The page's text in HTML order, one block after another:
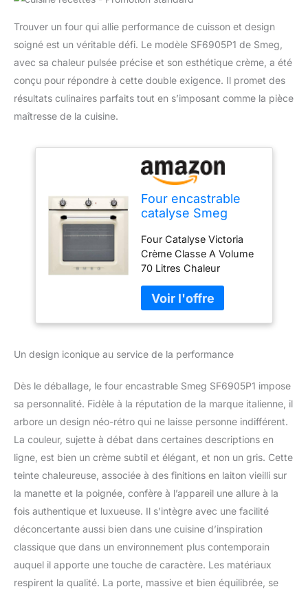
Trouver un four qui allie performance de cuisson et design
soigné est un véritable défi. Le modèle SF6905P1 de Smeg,
avec sa chaleur pulsée précise et son esthétique crème, a été
conçu pour répondre à cette double exigence. Il promet des
résultats culinaires parfaits tout en s’imposant comme la pièce
maîtresse de la cuisine.
Four encastrable
catalyse Smeg
multifonction
Chaleur tournante
ou pulsée / 70 litres
/ Classe A / Crème /
Porte tempérée (3
vitres)
Four Catalyse Victoria
Crème Classe A Volume
70 Litres Chaleur
tempérée triple vitre
Nettoyage assisté Vapor
Clean Double éclairage
plein verre démontable
d'encastrement (HxLxP
en cm) : 58.3 x 55.4 x
55 Dimensions du
produit (HxLxP en cm) :
59 x 59.7 x 55
Un design iconique au service de la performance
Dès le déballage, le four encastrable Smeg SF6905P1 impose
sa personnalité. Fidèle à la réputation de la marque italienne, il
arbore un design néo-rétro qui ne laisse personne indifférent.
La couleur, sujette à débat dans certaines descriptions en
ligne, est bien un crème subtil et élégant, et non un gris. Cette
teinte chaleureuse, associée à des finitions en laiton vieilli sur
la manette et la poignée, confère à l’appareil une allure à la
fois authentique et luxueuse. Il s’intègre avec une facilité
déconcertante aussi bien dans une cuisine d’inspiration
classique que dans un environnement plus contemporain
auquel il apporte une touche de caractère. Les matériaux
respirent la qualité. La porte, massive et bien équilibrée, se